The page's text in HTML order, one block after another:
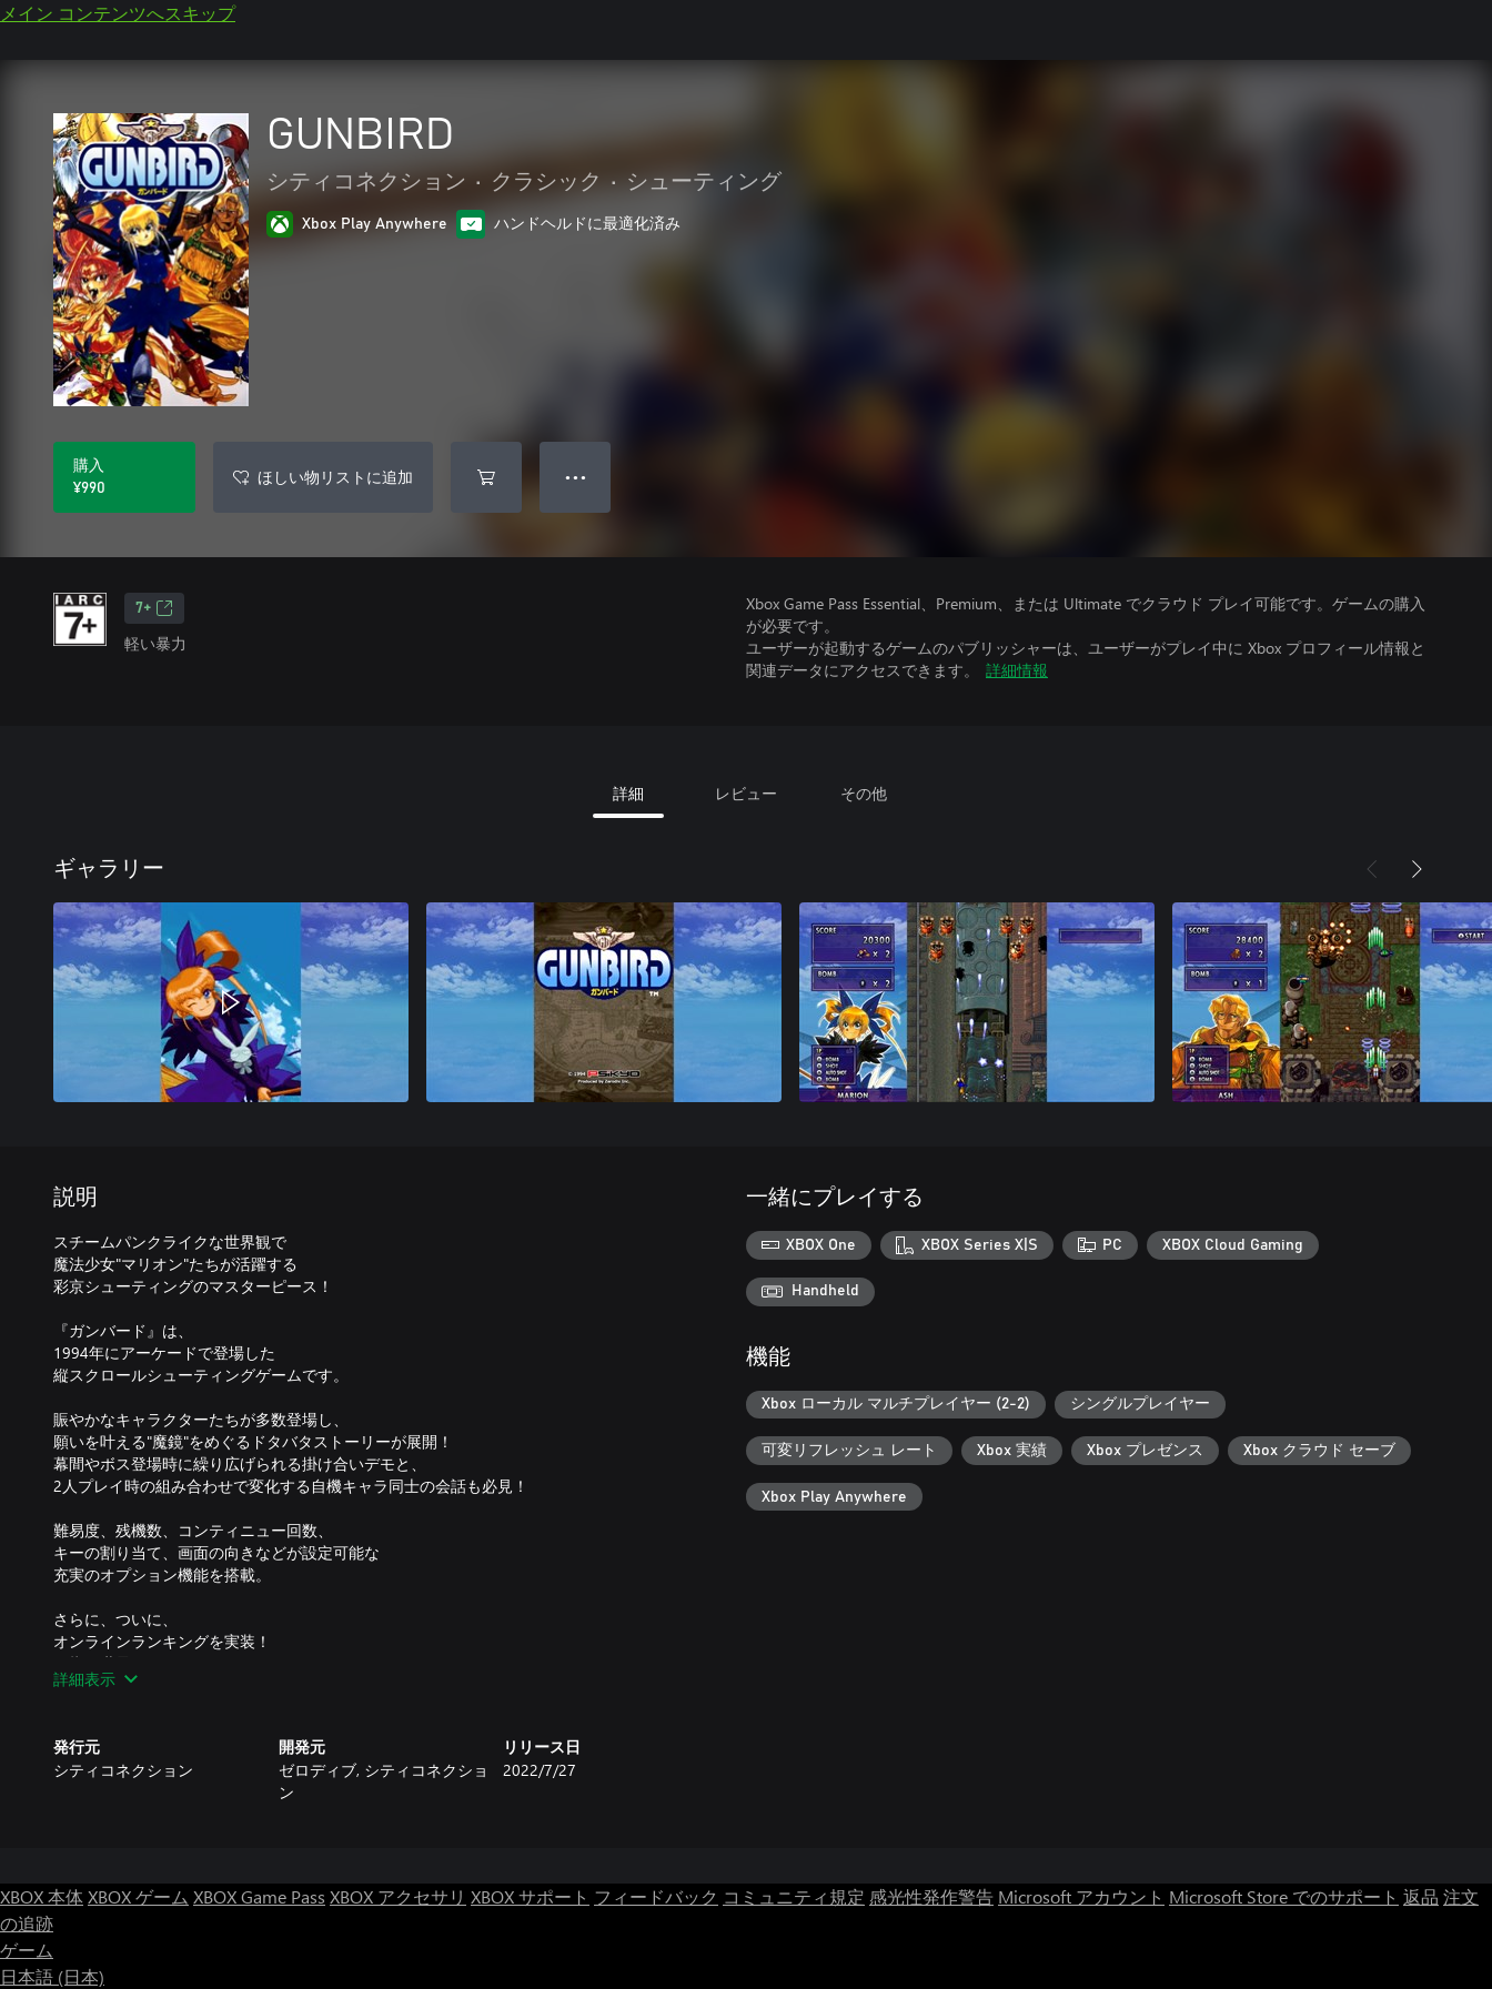
メイン コンテンツへスキップ
GUNBIRD
シティコネクション • クラシック • シューティング
Xbox Play Anywhere ハンドヘルドに最適化済み
購入
¥990
ほしい物リストに追加 ● ● ●
7+
軽い暴力
Xbox Game Pass Essential、Premium、または Ultimate でクラウド プレイ可能です。ゲームの購入
が必要です。
ユーザーが起動するゲームのパブリッシャーは、ユーザーがプレイ中に Xbox プロフィール情報と
関連データにアクセスできます。
詳細情報
詳細 レビュー その他
ギャラリー
説明
スチームパンクライクな世界観で
魔法少女"マリオン"たちが活躍する
彩京シューティングのマスターピース！
『ガンバード』は、
1994年にアーケードで登場した
縦スクロールシューティングゲームです。
賑やかなキャラクターたちが多数登場し、
願いを叶える"魔鏡"をめぐるドタバタストーリーが展開！
幕間やボス登場時に繰り広げられる掛け合いデモと、
2人プレイ時の組み合わせで変化する自機キャラ同士の会話も必見！
難易度、残機数、コンティニュー回数、
キーの割り当て、画面の向きなどが設定可能な
充実のオプション機能を搭載。
さらに、ついに、
オンラインランキングを実装！
目指せ世界一のGUNBIRD！
一撃必殺ロケットパンチ!! 空飛ぶロボット軍人 "バルナス"
攻守一体の如意棒!! 中華な女魔道士 "ヤンニャン"
攻撃力はNo.1だ!! 愛と根性の宮大工 "鉄"
「P」アイテムでパワーアップ、サブウェポンも追加
「B」アイテムでボムをゲット、敵弾一掃&緊急回避に
◇「ARCADE」モードの特徴
詳細表示
発行元
シティコネクション
開発元
ゼロディブ, シティコネクショ
ン
リリース日
2022/7/27
一緒にプレイする
XBOX One XBOX Series X|S PC XBOX Cloud Gaming
Handheld
機能
Xbox ローカル マルチプレイヤー (2-2) シングルプレイヤー
可変リフレッシュ レート Xbox 実績 Xbox プレゼンス Xbox クラウド セーブ
Xbox Play Anywhere
XBOX 本体XBOX ゲーム XBOX Game Pass XBOX アクセサリ XBOX サポート フィードバック コミュニティ規定 感光性発作警告 Microsoft アカウント Microsoft Store でのサポート 返品 注文
の追跡
ゲーム
日本語 (日本)